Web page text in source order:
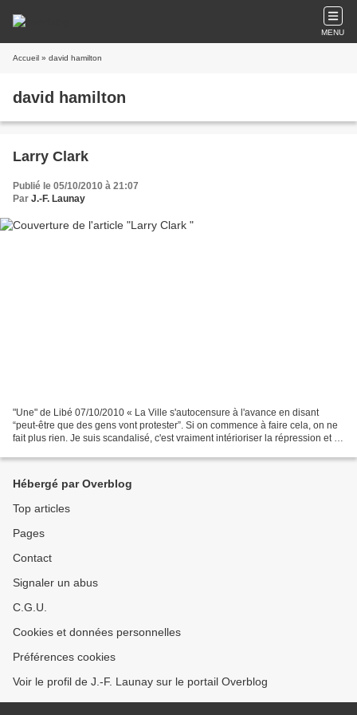
MENU
Accueil » david hamilton
david hamilton
Larry Clark
Publié le 05/10/2010 à 21:07
Par J.-F. Launay
"Une" de Libé 07/10/2010 « La Ville s'autocensure à l'avance en disant
“peut-être que des gens vont protester”. Si on commence à faire cela, on ne
fait plus rien. Je suis scandalisé, c'est vraiment intérioriser la répression et la
Hébergé par Overblog
Top articles
Pages
Contact
Signaler un abus
C.G.U.
Cookies et données personnelles
Préférences cookies
Voir le profil de J.-F. Launay sur le portail Overblog